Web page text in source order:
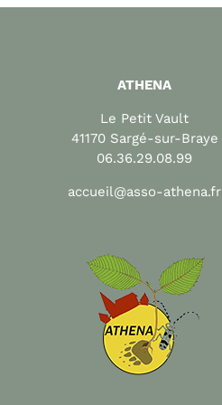
ATHENA
Le Petit Vault
41170 Sargé-sur-Braye
06.36.29.08.99
accueil@asso-athena.fr